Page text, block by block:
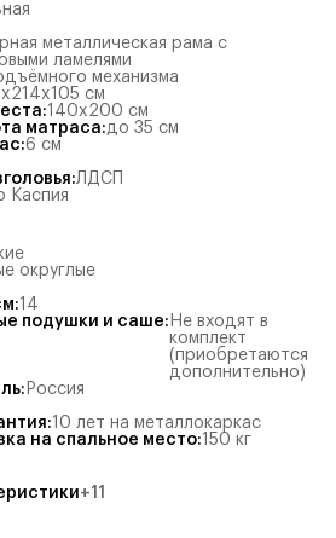
металлическая рама с
ламелями
механизма
см
:140x200 см
матраса:до 35 см
:6 см
:ЛДСП
Каспия
округлые
:14
подушки и саше: Не входят в
комплект
(приобретаются
дополнительно)
: Россия
:10 лет на металлокаркас
на спальное место:150 кг
+11